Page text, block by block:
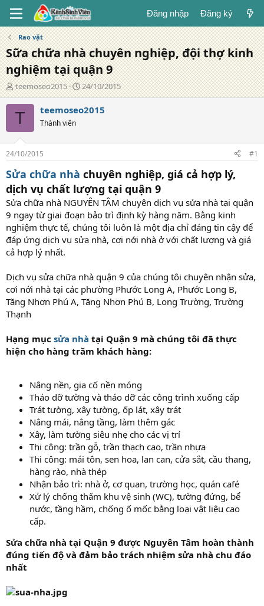
Đăng nhập Đăng ký
Rao vặt
Sữa chữa nhà chuyên nghiệp, đội thợ kinh
nghiệm tại quận 9
T
á
c
ả
teemoseo2015
N
g
à
g
24/10/2015
T teemoseo2015
Thành viên
24/10/2015 #1
Sửa chữa nhà chuyên nghiệp, giá cả hợp lý,
dịch vụ chất lượng tại quận 9
Sửa chữa nhà NGUYÊN TÂM chuyên dịch vụ sửa nhà tại quận
9 ngay từ giai đoạn bảo trì định kỳ hàng năm. Bằng kinh
nghiệm thực tế, chúng tôi luôn là một địa chỉ đáng tin cậy để
đáp ứng dịch vụ sửa nhà, cơi nới nhà ở với chất lượng và giá
cả hợp lý nhất.
Dịch vụ sửa chữa nhà quận 9 của chúng tôi chuyên nhận sửa,
cơi nới nhà tại các phường Phước Long A, Phước Long B,
Tăng Nhơn Phú A, Tăng Nhơn Phú B, Long Trường, Trường
Thạnh
Hạng mục sửa nhà tại Quận 9 mà chúng tôi đã thực
hiện cho hàng trăm khách hàng:
Nâng nền, gia cố nền móng
Tháo dỡ tường và tháo dỡ các công trình xuống cấp
Trát tường, xây tường, ốp lát, xây trát
Nâng mái, nâng tầng, làm thêm gác
Xây, làm tường siêu nhẹ cho các vị trí
Thi công: trần gỗ, trần thạch cao, trần nhựa
Thi công: mái tôn, sen hoa, lan can, cửa sắt, cầu thang,
hàng rào, nhà thép
Nhận bảo trì: nhà ở, cơ quan, trường học, quán café
Xử lý chống thấm khu vệ sinh (WC), tường đứng, bể
nước, tầng hầm, chống ố mốc bằng loại vật liệu cao
cấp.
Sửa chữa nhà tại Quận 9 được Nguyên Tâm hoàn thành
đúng tiến độ và đảm bảo trách nhiệm sửa nhà chu đáo
nhất